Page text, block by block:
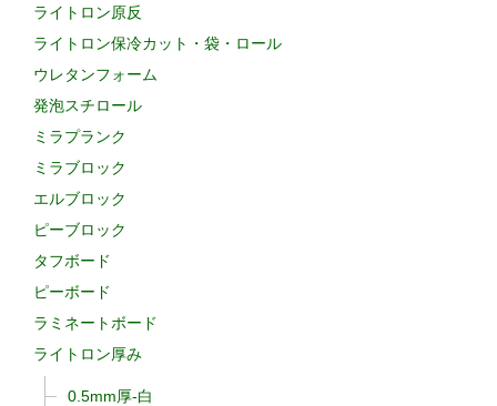
ライトロン原反
ライトロン保冷カット・袋・ロール
ウレタンフォーム
発泡スチロール
ミラプランク
ミラブロック
エルブロック
ピーブロック
タフボード
ピーボード
ラミネートボード
ライトロン厚み
0.5mm厚-白